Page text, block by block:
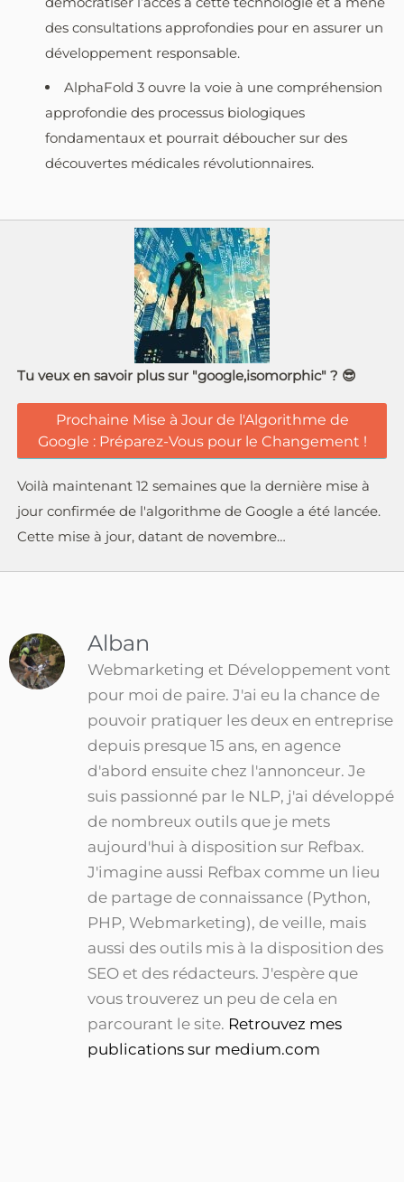
des consultations approfondies pour en assurer un
développement responsable.
AlphaFold 3 ouvre la voie à une compréhension
approfondie des processus biologiques
fondamentaux et pourrait déboucher sur des
découvertes médicales révolutionnaires.
Tu veux en savoir plus sur "google,isomorphic" ? 😎
Prochaine Mise à Jour de l'Algorithme de
Google : Préparez-Vous pour le Changement !
Voilà maintenant 12 semaines que la dernière mise à
jour confirmée de l'algorithme de Google a été lancée.
Cette mise à jour, datant de novembre…
Alban
Webmarketing et Développement vont
pour moi de paire. J'ai eu la chance de
pouvoir pratiquer les deux en entreprise
depuis presque 15 ans, en agence
d'abord ensuite chez l'annonceur. Je
suis passionné par le NLP, j'ai développé
de nombreux outils que je mets
aujourd'hui à disposition sur Refbax.
J'imagine aussi Refbax comme un lieu
de partage de connaissance (Python,
PHP, Webmarketing), de veille, mais
aussi des outils mis à la disposition des
SEO et des rédacteurs. J'espère que
vous trouverez un peu de cela en
parcourant le site. Retrouvez mes
publications sur medium.com